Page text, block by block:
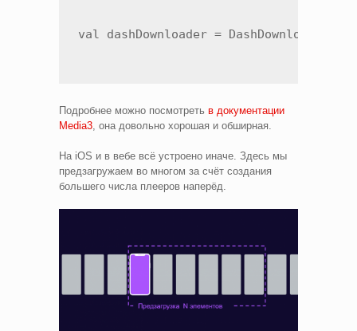
val dashDownloader =
Подробнее можно посмотреть в документации
Media3 , она довольно хорошая и обширная.
На iOS и в вебе всё устроено иначе. Здесь мы
предзагружаем во многом за счёт создания
большего числа плееров наперёд.